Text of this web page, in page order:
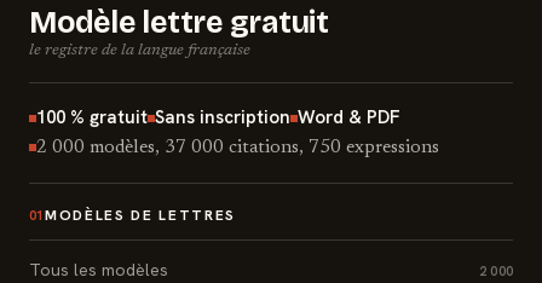
Modèle lettre gratuit
le registre de la langue française
100 % gratuit Sans inscription Word & PDF
2 000 modèles, 37 000 citations, 750 expressions
01 MODÈLES DE LETTRES
Tous les modèles 2 000